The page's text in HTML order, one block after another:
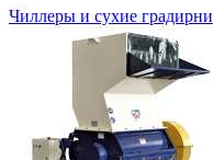
Чиллеры и сухие градирни